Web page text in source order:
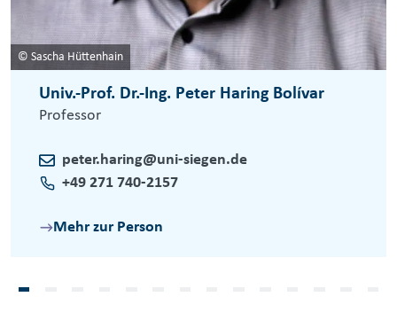
© Sascha Hüttenhain
Univ.-Prof. Dr.-Ing. Peter Haring Bolívar
Professor
peter.haring@uni-siegen.de
+49 271 740-2157
Mehr zur Person